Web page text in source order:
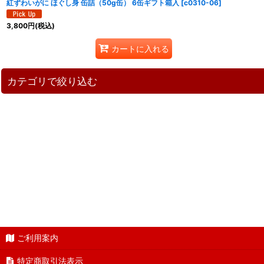
紅ずわいがに ほぐし身 缶詰（50g缶） 6缶ギフト箱入 [c0310-06]
3,800円(税込)
カートに入れる
カテゴリで絞り込む
ブルーキングクラブ腹肉缶詰
ご利用案内
特定商取引法表示